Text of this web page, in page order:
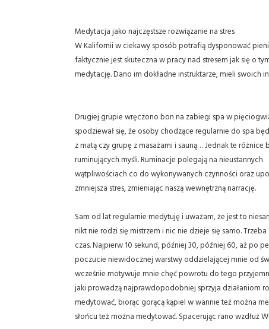
Medytacja jako najczęstsze rozwiązanie na stres
W Kalifornii w ciekawy sposób potrafią dysponować
faktycznie jest skuteczna w pracy nad stresem jak się o
medytację. Dano im dokładne instruktarze, mieli swoich
Drugiej grupie wręczono bon na zabiegi spa w
spodziewał się, że osoby chodzące regularnie do spa
z matą czy grupę z masażami i sauną… Jednak te
ruminujących myśli. Ruminacje polegają na nieustannych
wątpliwościach co do wykonywanych czynności oraz
zmniejsza stres, zmieniając naszą wewnętrzną narrację.
Sam od lat regularnie medytuję i uważam, że jest to
nikt nie rodzi się mistrzem i nic nie dzieje się samo.
czas. Najpierw 10 sekund, później 30, później 60, aż po
poczucie niewidocznej warstwy oddzielającej mnie od
wcześnie motywuje mnie chęć powrotu do tego
jaki prowadzą najprawdopodobniej sprzyja działaniom
medytować, biorąc gorącą kąpiel w wannie też można
słońcu też można medytować. Spacerując rano wzdłuż